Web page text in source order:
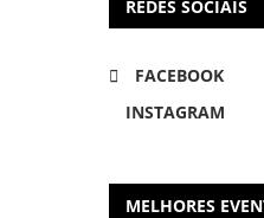
REDES SOCIAIS
FACEBOOK
INSTAGRAM
MELHORES